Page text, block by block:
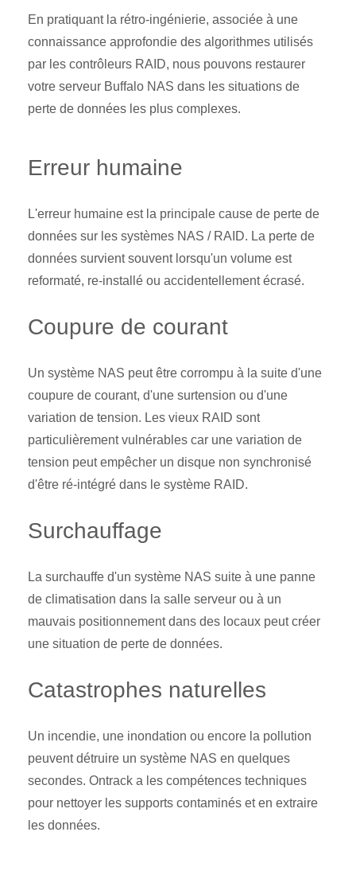
En pratiquant la rétro-ingénierie, associée à une
connaissance approfondie des algorithmes utilisés
par les contrôleurs RAID, nous pouvons restaurer
votre serveur Buffalo NAS dans les situations de
perte de données les plus complexes.
Erreur humaine
L'erreur humaine est la principale cause de perte de
données sur les systèmes NAS / RAID. La perte de
données survient souvent lorsqu'un volume est
reformaté, re-installé ou accidentellement écrasé.
Coupure de courant
Un système NAS peut être corrompu à la suite d'une
coupure de courant, d'une surtension ou d'une
variation de tension. Les vieux RAID sont
particulièrement vulnérables car une variation de
tension peut empêcher un disque non synchronisé
d'être ré-intégré dans le système RAID.
Surchauffage
La surchauffe d'un système NAS suite à une panne
de climatisation dans la salle serveur ou à un
mauvais positionnement dans des locaux peut créer
une situation de perte de données.
Catastrophes naturelles
Un incendie, une inondation ou encore la pollution
peuvent détruire un système NAS en quelques
secondes. Ontrack a les compétences techniques
pour nettoyer les supports contaminés et en extraire
les données.